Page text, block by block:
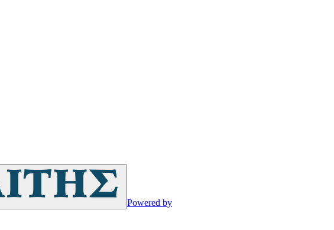
Powered by